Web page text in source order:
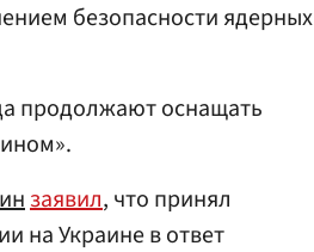
безопасности ядерных
продолжают оснащать
заявил, что принял
на Украине в ответ